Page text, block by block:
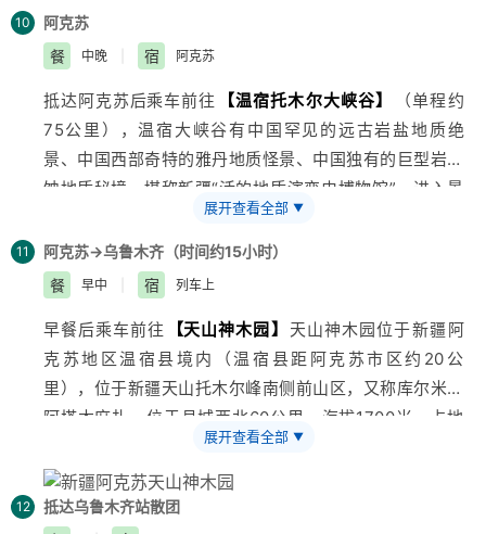
斯丝绸质地柔软，富于弹性，轻薄柔韧，美观华丽，具有
鲜明的民族文化特色，深受各民族的青睐。2014年11
染”；了解和田传统的手工艺制品作坊。午餐后乘车前往
墨玉县辖区
【47团纪念馆】 参观（和田市区到墨玉县单
程约30公里），团部距墨玉县城37公里，距农十四师师
部63公里。全团与墨玉县的柯其乡、雅瓦乡、喀尔赛乡
盘古水磨是当地民众昔日运用水力磨面的地方，坐落在水
渠两岸，凌空架设在中心闸口之上，木制建筑主体由上下
两层极富当地风格的楼房组成，一楼为水磨工作区，二楼
则是接待储藏室。现存石质水磨二十八盘，这种水磨属于
卧式水磨，依靠水力低温运转进行磨面，能完好保存谷物
的营养成份，是名副其实的原生态生产纯天然绿色食品。
可全天候不停运转，不间断地工作，为磨面带了极大的便
斤。这些石质水磨距今已有百年历史，随着社会的发展，
大部分水磨早已退出生活的舞台，成为人们了解当地过去
始，在路边大造防风林带，大修葡萄长廊，建成了如今村
村贯通，遮天蔽日的千里葡萄长廊。2012年2月被
世界吉尼斯总部命名为“最长的葡萄长廊”大世界基尼斯之
最。参观【无花果王】 。后前往【玉都国际大巴扎】和
田特色农产品（和田大枣、无花果、葡萄干、沙枣、核
桃、巴达木、杏干）、维吾尔族手工艺品（和田玉、艾特
莱斯、手工地毯、桑皮纸）,下午乘专列前往阿克苏
。
10
阿克苏
餐
中晚 宿 阿克苏
抵达阿克苏后乘车前往 【温宿托木尔大峡谷】
（单程约
75公里），温宿大峡谷有中国罕见的远古岩盐地质绝
景、中国西部奇特的雅丹地质怪景、中国独有的巨型岩溶
蚀地质秘境，堪称新疆“活的地质演变史博物馆”。进入景
区，犹如进入了一片精美雄浑的自然画廊。峡谷中山壁岩
层分布清晰，受挤压形成的褶皱，弯曲的线条十分清晰，
形成了绝壁高耸、奇峰兀立、形态各异、嶙峋怪异的奇特
景观。午餐后乘车前往
60公里）刀郎部落拥有国家、自治区级非物质文化遗产
“刀郎文化”，其中包括刀郎木卡姆、刀郎麦西热瓦甫、刀
郎热瓦甫艺术、慕萨莱思酿造工艺和大世界基尼斯之最－
－最大年龄民间歌舞组合“刀郎演唱组合”通过展示刀郎人
了刀郎人的建筑、饮食、手工制作及生活民俗，其以原始
千年胡杨林为背景、以刀郎民俗文化为主题而成为阿瓦提
展开查看全部 ▼
11 阿克苏→乌鲁木齐（时间约15小时）
餐
早中 宿 列车上
早餐后乘车前往 【天山神木园】 天山神木园位于新疆阿
克苏地区温宿县境内（温宿县距阿克苏市区约20公
里），位于新疆天山托木尔峰南侧前山区，又称库尔米什
阿塔木麻扎，位于县城西北60公里，海拔1700米，占地
700余亩，天山神木园也被称为戈壁明珠。天山神木园维
吾尔语就是库尔米什阿塔木麻扎，实际上是分布在高出地
面几十米的土丘上的一处墓葬群。园内分布着树龄少则
展开查看全部 ▼
12
抵达乌鲁木齐站散团